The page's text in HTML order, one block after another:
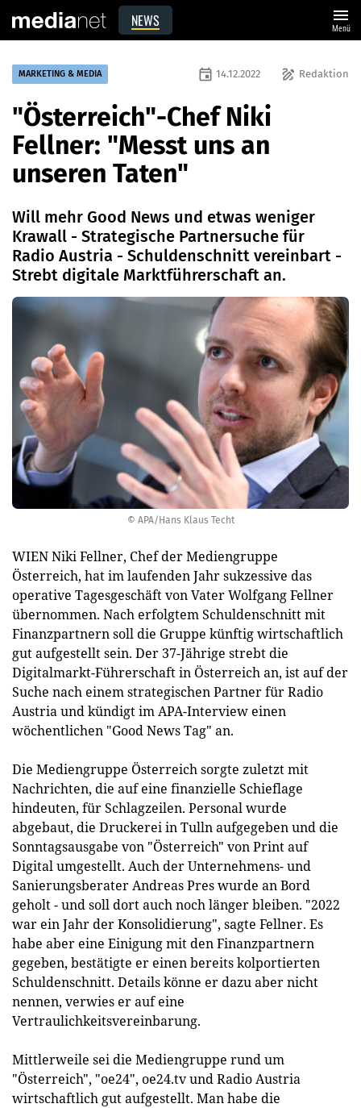
NEWS menu
Menü
© APA/Hans Klaus Techt
MARKETING & MEDIA draw Redaktion
event 14.12.2022
"Österreich"-Chef Niki
Fellner: "Messt uns an
unseren Taten"
Will mehr Good News und etwas weniger
Krawall - Strategische Partnersuche für
Radio Austria - Schuldenschnitt vereinbart -
Strebt digitale Marktführerschaft an.
WIEN Niki Fellner, Chef der Mediengruppe
Österreich, hat im laufenden Jahr sukzessive das
operative Tagesgeschäft von Vater Wolfgang Fellner
übernommen. Nach erfolgtem Schuldenschnitt mit
Finanzpartnern soll die Gruppe künftig wirtschaftlich
gut aufgestellt sein. Der 37-Jährige strebt die
Digitalmarkt-Führerschaft in Österreich an, ist auf der
Suche nach einem strategischen Partner für Radio
Austria und kündigt im APA-Interview einen
wöchentlichen "Good News Tag" an.
Die Mediengruppe Österreich sorgte zuletzt mit
Nachrichten, die auf eine finanzielle Schieflage
hindeuten, für Schlagzeilen. Personal wurde
abgebaut, die Druckerei in Tulln aufgegeben und die
Sonntagsausgabe von "Österreich" von Print auf
Digital umgestellt. Auch der Unternehmens- und
Sanierungsberater Andreas Pres wurde an Bord
geholt - und soll dort auch noch länger bleiben. "2022
war ein Jahr der Konsolidierung", sagte Fellner. Es
habe aber eine Einigung mit den Finanzpartnern
gegeben, bestätigte er einen bereits kolportierten
Schuldenschnitt. Details könne er dazu aber nicht
nennen, verwies er auf eine
Vertraulichkeitsvereinbarung.
Mittlerweile sei die Mediengruppe rund um
"Österreich", "oe24", oe24.tv und Radio Austria
wirtschaftlich gut aufgestellt. Man habe die